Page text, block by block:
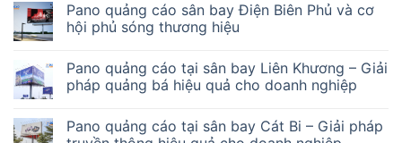
Pano quảng cáo sân bay Điện Biên Phủ và cơ
hội phủ sóng thương hiệu
Pano quảng cáo tại sân bay Liên Khương – Giải
pháp quảng bá hiệu quả cho doanh nghiệp
Pano quảng cáo tại sân bay Cát Bi – Giải pháp